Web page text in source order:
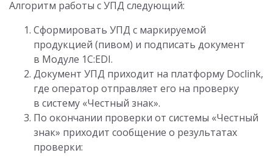
Алгоритм работы с УПД следующий:
Сформировать УПД с маркируемой
продукцией (пивом) и подписать документ
в Модуле 1C:EDI.
Документ УПД приходит на платформу Doclink,
где оператор отправляет его на проверку
в систему «Честный знак».
По окончании проверки от системы «Честный
знак» приходит сообщение о результатах
проверки: